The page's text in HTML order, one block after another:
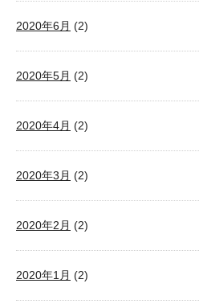
2020年6月 (2)
2020年5月 (2)
2020年4月 (2)
2020年3月 (2)
2020年2月 (2)
2020年1月 (2)